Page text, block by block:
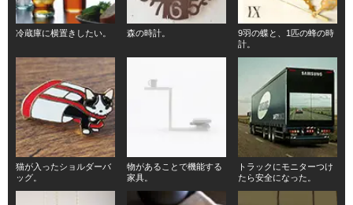
冷蔵庫に横置きしたい。 森の時計。
9羽の蝶と、1匹の蜂の時
計。
猫が入ったショルダーバ
ッグ。
物があることで機能する
家具。
トラックにモニターつけ
たら安全になった。